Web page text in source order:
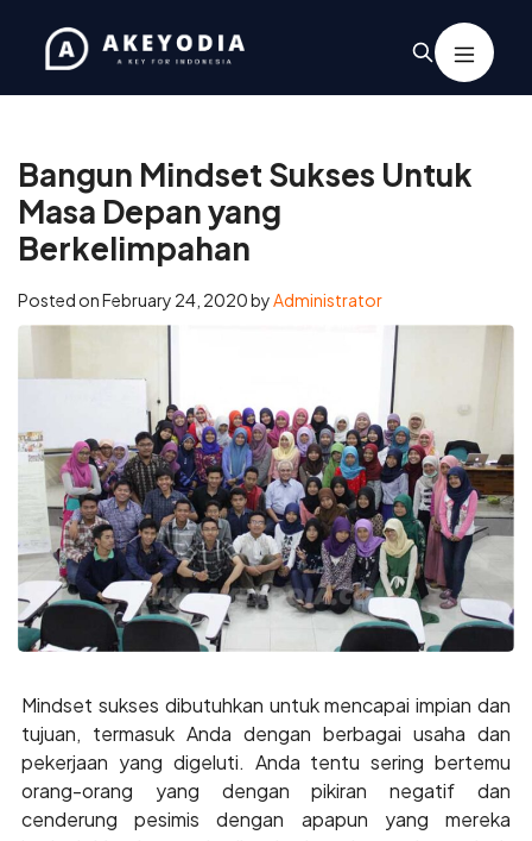
yang Berkelimpahan
Bangun Mindset Sukses Untuk
Masa Depan yang
Berkelimpahan
Posted onFebruary 24, 2020byAdministrator
Mindset sukses dibutuhkan untuk mencapai impian dan
tujuan, termasuk Anda dengan berbagai usaha dan
pekerjaan yang digeluti. Anda tentu sering bertemu
orang-orang yang dengan pikiran negatif dan
cenderung pesimis dengan apapun yang mereka